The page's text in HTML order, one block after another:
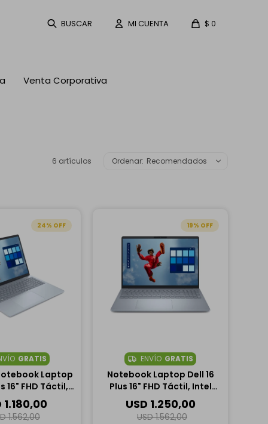
Venta Corporativa
$ 0
6 artículos Recomendados
24
GRATIS
Laptop
16" FHD Táctil,
Ultra 9 288V,
1TB SSD
1.180,00
1.562,00
19
ENVÍO GRATIS
Notebook Laptop Dell 16
Plus 16" FHD Táctil, Intel
Core Ultra 9 288V, 32GB
RAM, 1TB SSD
USD 1.250,00
USD 1.562,00